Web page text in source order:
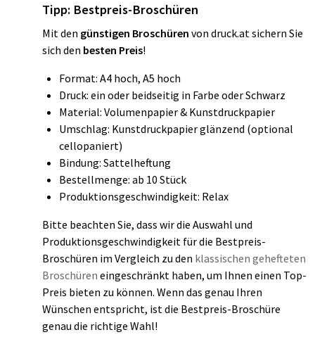
Tipp: Bestpreis-Broschüren
Mit den günstigen Broschüren von druck.at sichern Sie
sich den besten Preis!
Format: A4 hoch, A5 hoch
Druck: ein oder beidseitig in Farbe oder Schwarz
Material: Volumenpapier & Kunstdruckpapier
Umschlag: Kunstdruckpapier glänzend (optional
cellopaniert)
Bindung: Sattelheftung
Bestellmenge: ab 10 Stück
Produktionsgeschwindigkeit: Relax
Bitte beachten Sie, dass wir die Auswahl und
Produktionsgeschwindigkeit für die Bestpreis-
Broschüren im Vergleich zu den klassischen gehefteten
Broschüren eingeschränkt haben, um Ihnen einen Top-
Preis bieten zu können. Wenn das genau Ihren
Wünschen entspricht, ist die Bestpreis-Broschüre
genau die richtige Wahl!